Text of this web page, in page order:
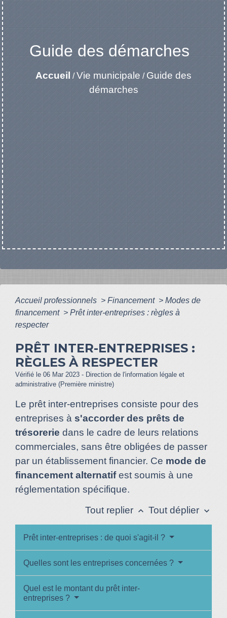
Guide des démarches
Accueil /Vie municipale / Guide des
démarches
Accueil professionnels > Financement > Modes de
financement > Prêt inter-entreprises : règles à
respecter
PRÊT INTER-ENTREPRISES :
RÈGLES À RESPECTER
Vérifié le 06 Mar 2023 - Direction de l'information légale et
administrative (Première ministre)
Le prêt inter-entreprises consiste pour des
entreprises à s'accorder des prêts de
trésorerie dans le cadre de leurs relations
commerciales, sans être obligées de passer
par un établissement financier. Ce mode de
financement alternatifest soumis à une
réglementation spécifique.
Tout replier keyboard_arrow_up Tout déplier keyboard_arrow_down
Prêt inter-entreprises : de quoi s'agit-il ?
Quelles sont les entreprises concernées ?
Quel est le montant du prêt inter-
entreprises ?